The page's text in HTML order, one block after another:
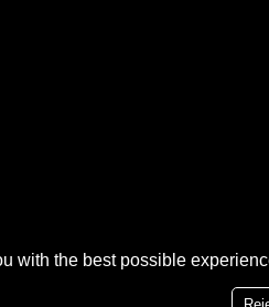
with the best possible